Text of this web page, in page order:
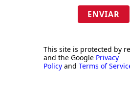
ENVIAR
This site is protected by
and the Google Privacy
Policy and Terms of